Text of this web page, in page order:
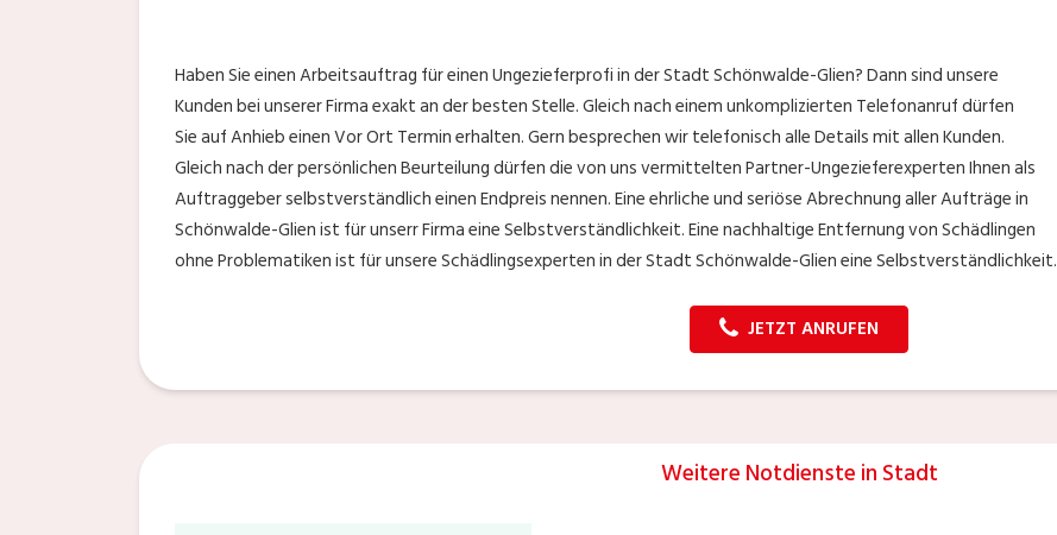
Haben Sie einen Arbeitsauftrag für einen Ungezieferprofi in der Stadt Schönwalde-Glien? Dann sind unsere
Kunden bei unserer Firma exakt an der besten Stelle. Gleich nach einem unkomplizierten Telefonanruf dürfen
Sie auf Anhieb einen Vor Ort Termin erhalten. Gern besprechen wir telefonisch alle Details mit allen Kunden.
Gleich nach der persönlichen Beurteilung dürfen die von uns vermittelten Partner-Ungezieferexperten Ihnen als
Auftraggeber selbstverständlich einen Endpreis nennen. Eine ehrliche und seriöse Abrechnung aller Aufträge in
Schönwalde-Glien ist für unserr Firma eine Selbstverständlichkeit. Eine nachhaltige Entfernung von Schädlingen
ohne Problematiken ist für unsere Schädlingsexperten in der Stadt Schönwalde-Glien eine Selbstverständlichkeit.
JETZT ANRUFEN
Weitere Notdienste in Stadt